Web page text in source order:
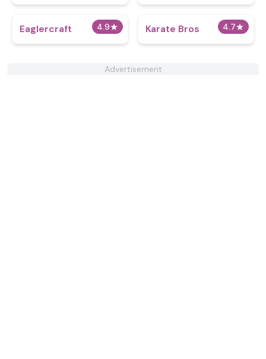
4.9★
Eaglercraft 4.7★
Karate Bros
Advertisement